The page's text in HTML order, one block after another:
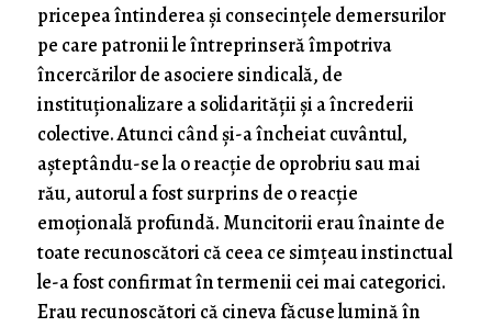
pricepea întinderea şi consecinţele demersurilor
pe care patronii le întreprinseră împotriva
încercărilor de asociere sindicală, de
instituţionalizare a solidarităţii şi a încrederii
colective. Atunci când şi-a încheiat cuvântul,
aşteptându-se la o reacţie de oprobriu sau mai
rău, autorul a fost surprins de o reacţie
emoţională profundă. Muncitorii erau înainte de
toate recunoscători că ceea ce simţeau instinctual
le-a fost confirmat în termenii cei mai categorici.
Erau recunoscători că cineva făcuse lumină în